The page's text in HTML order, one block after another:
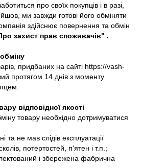
про своїх покупців і в разі,
ми завжди готові його обміняти
здійснює повернення та обмін
захист прав споживачів" .
придбаних на сайті https://vash-
протягом 14 днів з моменту
відповідної якості
товару необхідно дотримуватися
та не мав слідів експлуатації
потертостей, п'ятен і т.п.;
і збережена фабрична